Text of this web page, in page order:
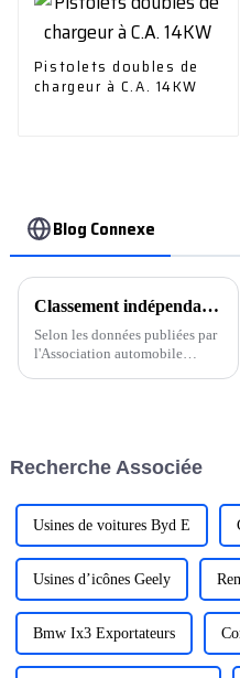
Pistolets doubles de
chargeur à C.A. 14KW
Blog Connexe
Classement indépendant des exportations en 2023 : la voiture Chery se classe deuxième, la voiture Great Wall entre dans le top trois, qui se classe premier ?
Selon les données publiées par
l'Association automobile
augmentation de 58 % sur un
Recherche Associée
Usines de voitures Byd E
Usines d’icônes Geely
Bmw Ix3 Exportateurs